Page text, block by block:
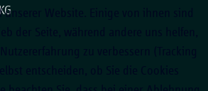
unserer Website. Einige von ihnen sind
zu verbessern (Tracking